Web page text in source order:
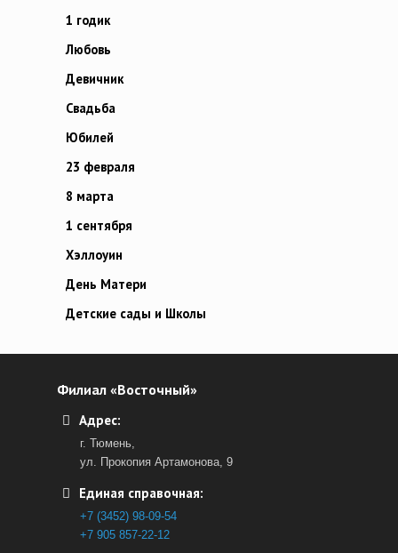
1 годик
Любовь
Девичник
Свадьба
Юбилей
23 февраля
8 марта
1 сентября
Хэллоуин
День Матери
Детские сады и Школы
Филиал «Восточный»
Адрес:
г. Тюмень,
ул. Прокопия Артамонова, 9
Единая справочная:
+7 (3452) 98-09-54
+7 905 857-22-12